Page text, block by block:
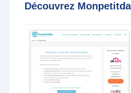
Découvrez